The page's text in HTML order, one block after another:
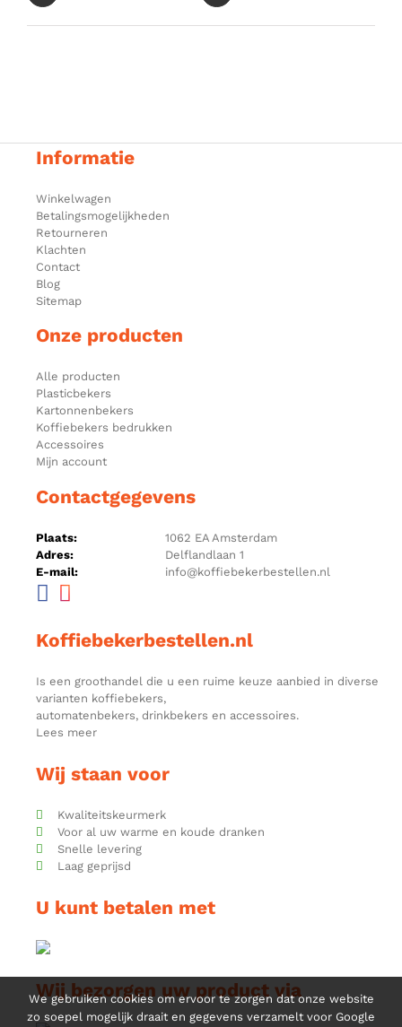
Informatie
Winkelwagen
Betalingsmogelijkheden
Retourneren
Klachten
Contact
Blog
Sitemap
Onze producten
Alle producten
Plasticbekers
Kartonnenbekers
Koffiebekers bedrukken
Accessoires
Mijn account
Contactgegevens
Plaats:
1062 EA Amsterdam
Adres:
Delflandlaan 1
E-mail:
info@koffiebekerbestellen.nl
Koffiebekerbestellen.nl
Is een groothandel die u een ruime keuze aanbied in diverse
varianten koffiebekers,
automatenbekers, drinkbekers en accessoires.
Lees meer
Wij staan voor
Kwaliteitskeurmerk
Voor al uw warme en koude dranken
Snelle levering
Laag geprijsd
U kunt betalen met
Wij bezorgen uw product via
We gebruiken cookies om ervoor te zorgen dat onze website
zo soepel mogelijk draait en gegevens verzamelt voor Google